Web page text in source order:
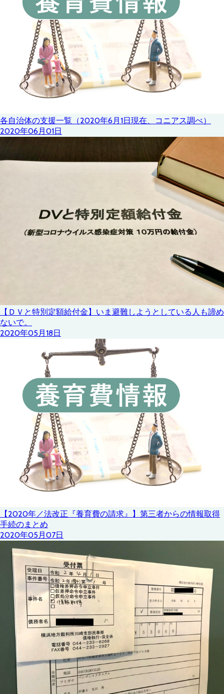
各自治体の支援一覧（2020年6月1日現在、コニアス調べ）
2020年06月01日
【ＤＶと特別定額給付金】いま避難しようとしている人も諦め
ないで。
2020年05月18日
【2020年／法改正『養育費の請求』】第三者からの情報取得
手続のまとめ
2020年05月07日